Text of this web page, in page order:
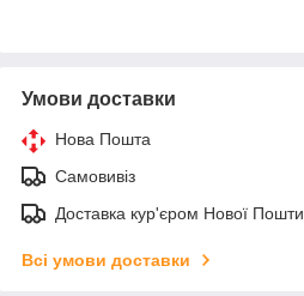
Умови доставки
Нова Пошта
Самовивіз
Доставка кур'єром Нової Пошти
Всі умови доставки